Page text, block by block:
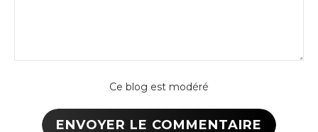
Ce blog est modéré